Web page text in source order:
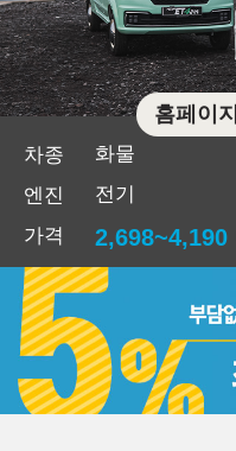
차종
화물
엔진
전기
가격
2,698~4,190
홈페이지